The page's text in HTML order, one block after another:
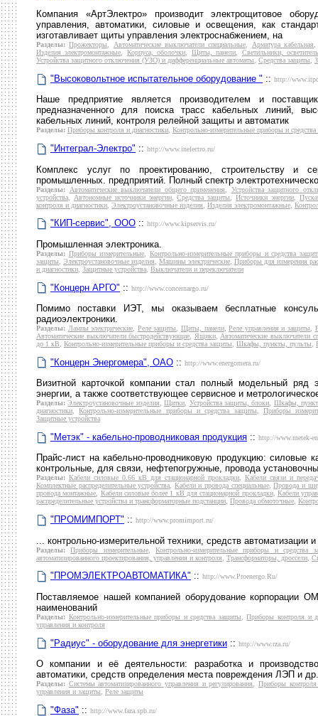
Компания «АртЭлектро» производит электрощитовое
управления, автоматики, силовые и освещения, как
изготавливает щиты управления электроснабжением, на
Разделы: Прожекторы Автоматические выключатели специальные Арматура кабельная
Изделия электромонтажные
Корпуса, оболочки Щиты, панели
Светильники,
Устройства защитного отключения (УЗО) и дифференциальные автоматы
Средства защиты
"Высоковольтное испытательное оборудование " :: http://
Наше предприятие является производителем и
предназначенного для поиска трасс кабельных линий,
кабельных линий, контроля релейной защиты и автоматик
Разделы: Приборы контроля и диагностики, Контрольно-измерительные приборы и
"Интеграл-Электро" :: http://www.inelectro.ru/
Комплекс услуг по проектированию, строительству и
промышленных. предприятий. Полный спектр
Разделы: Автоматические выключатели общего применения
Устройства защитного
устройства
Автономные источники энергии,Средства защиты ,Источники энергии
контроля и диагностики Электроустановочные изделия Изделия электромонтажные
"КИП-сервис", ООО :: http://www.kipservis.ru/
Промышленная электроника.
Разделы: Приборы измерительные
Контрольно-измерительные приборы и средства
защиты
Электроустановочные изделия Машины электрические Приборы для измерения
и диагностики
Защитные устройства Выключатели и переключатели
"Концерн АРГО" :: http://www.concernargo.ru/
Помимо поставки ИЭТ, мы оказываем бесплатные
радиоэлектроники.
Разделы: Лампы электрические Реле защиты Щиты, панели,Реле управления и защиты
Автоматические выключатели быстродействующие
Ящики, Автоматические выключатели
до 1 кВ
Контрольно-измерительные приборы и средства защиты Шкафы, пункты, пульты
"Концерн Энергомера", ОАО :: http://www.energomera.ru/
Визитной карточкой компании стал полный модельный ряд
энергии, а также соответствующее сервисное и
Разделы: Электроустановочные изделия ,Щитки Устройства защиты, блоки
Шкафы,
диагностики ,Контрольно-измерительные приборы и средства защиты
Приборы
Защитные устройства
"Метэк" - кабельно-проводниковая продукция :: http://www.metek-
Прайс-лист на кабельно-проводниковую продукцию: силовые
контрольные, для связи, нефтепогружные, провода
Разделы: Кабели силовые 0.66 кВ для стационарной прокладки, Кабели связи и
Комплектные распределительные устройства, Кабели и провода специальные,Провода и
провода монтажные, Кабели силовые более 1 кВ для стационарной прокладки, Кабели
распределительные устройства и трансформаторные подстанции, Провода обмоточные,
"ПРОМИМПОРТ" :: http://www.promimport.ru/
... контрольно-измерительной техники, средств автоматизации
Разделы: Приборы измерительные,Контрольно-измерительные приборы и средства
автоматизированного проектирования, управления и контроля
Трансформаторы, дроссели
"ПРОМЭЛЕКТРОАВТОМАТИКА" :: http://www.Proenergo.Ru/
Поставляемое нашей компанией оборудование корпорации
наименований
Разделы: Контрольно-измерительные приборы и средства защиты ,Приборы контроля и
управления и контроля
"Радиус" - оборудование для энергетики :: http://www.rza.ru/
О компании и её деятельности: разработка и
автоматики, средств определения места повреждения ЛЭП и
Разделы: Системы автоматизированного управления и регулирования ,Приборы контроля
управления и защиты
Реле защиты
"Фаза" :: http://www.faza.spb.ru/